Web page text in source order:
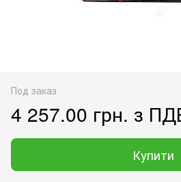
Под заказ
4 257.00 грн. з
Купити